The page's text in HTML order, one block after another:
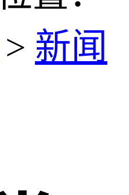
> 新闻